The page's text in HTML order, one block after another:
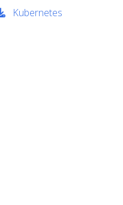
Kubernetes